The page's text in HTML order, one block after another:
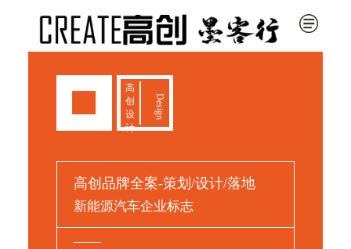
高
创
设
计
Design
高创品牌全案-策划/设计/落地
新能源汽车企业标志